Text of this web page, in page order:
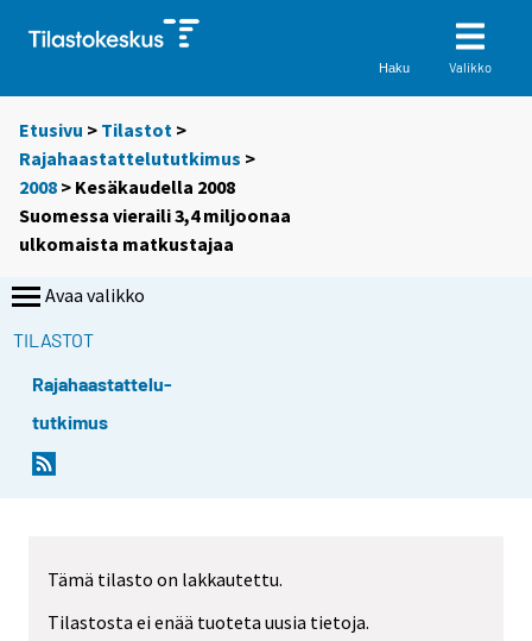
Haku Valikko
Etusivu > Tilastot >
Rajahaastattelututkimus >
2008 > Kesäkaudella 2008
Suomessa vieraili 3,4 miljoonaa
ulkomaista matkustajaa
Avaa valikko
TILASTOT
Rajahaastattelu-
tutkimus
Tämä tilasto on lakkautettu.
Tilastosta ei enää tuoteta uusia tietoja.